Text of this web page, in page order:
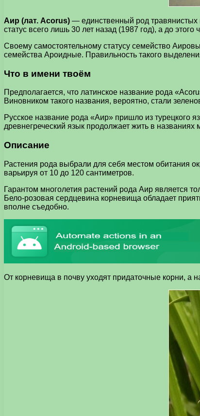
Аир (лат. Acorus) — единственный род травянистых
статус всего лишь 30 лет назад (1987 год), а до
Своему самостоятельному статусу семейство
семейства Ароидные. Правильность такого
Что в имени твоём
Предполагается, что латинское название рода
Виновником такого названия, вероятно, стали
Русское название рода «Аир» пришло из турецкого
древнегреческий язык продолжает жить в названиях
Описание
Растения рода выбрали для себя местом обитания
варьируя от 10 до 120 сантиметров.
Гарантом многолетия растений рода Аир является
Бело-розовая сердцевина корневища обладает
вполне съедобно.
От корневища в почву уходят придаточные корни, а